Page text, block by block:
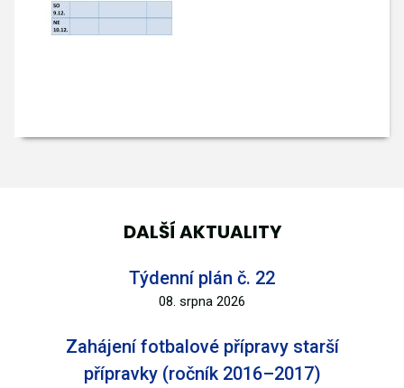
DALŠÍ AKTUALITY
Týdenní plán č. 22
08. srpna 2026
Zahájení fotbalové přípravy starší
přípravky (ročník 2016–2017)